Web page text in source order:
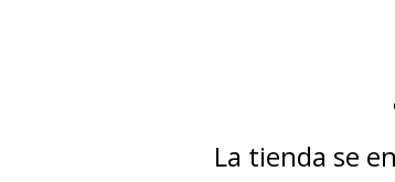
La tienda se